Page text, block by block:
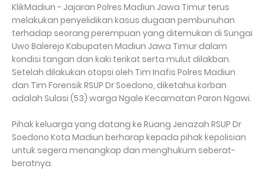
KlikMadiun - Jajaran Polres Madiun Jawa Timur terus
melakukan penyelidikan kasus dugaan pembunuhan
terhadap seorang perempuan yang ditemukan di Sungai
Uwo Balerejo Kabupaten Madiun Jawa Timur dalam
kondisi tangan dan kaki terikat serta mulut dilakban.
Setelah dilakukan otopsi oleh Tim Inafis Polres Madiun
dan Tim Forensik RSUP Dr Soedono, diketahui korban
adalah Sulasi (53) warga Ngale Kecamatan Paron Ngawi.
Pihak keluarga yang datang ke Ruang Jenazah RSUP Dr
Soedono Kota Madiun berharap kepada pihak kepolisian
untuk segera menangkap dan menghukum seberat-
beratnya.